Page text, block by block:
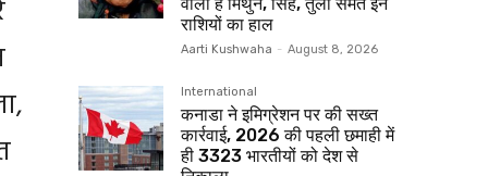
राशियों का हाल
Aarti Kushwaha - August 8, 2026
International
कनाडा ने इमिग्रेशन पर की सख्त
कार्रवाई, 2026 की पहली छमाही में
ही 3323 भारतीयों को देश से